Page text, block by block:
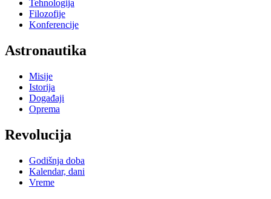
Tehnologija
Filozofije
Konferencije
Astronautika
Misije
Istorija
Događaji
Oprema
Revolucija
Godišnja doba
Kalendar, dani
Vreme